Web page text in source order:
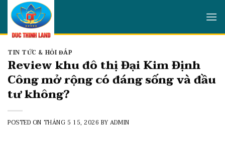
Skip
content
TIN TỨC & HỎI ĐÁP
Review khu đô thị Đại Kim Định
Công mở rộng có đáng sống và đầu
tư không?
POSTED ON THÁNG 5 15, 2026 BY ADMIN